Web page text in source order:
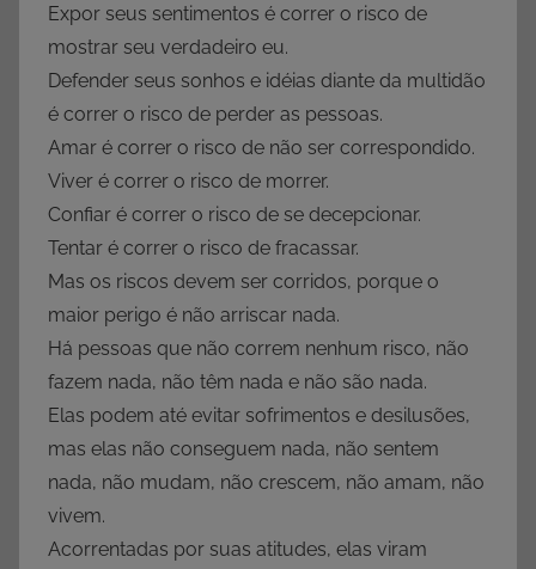
Expor seus sentimentos é correr o risco de
mostrar seu verdadeiro eu.
Defender seus sonhos e idéias diante da multidão
é correr o risco de perder as pessoas.
Amar é correr o risco de não ser correspondido.
Viver é correr o risco de morrer.
Confiar é correr o risco de se decepcionar.
Tentar é correr o risco de fracassar.
Mas os riscos devem ser corridos, porque o
maior perigo é não arriscar nada.
Há pessoas que não correm nenhum risco, não
fazem nada, não têm nada e não são nada.
Elas podem até evitar sofrimentos e desilusões,
mas elas não conseguem nada, não sentem
nada, não mudam, não crescem, não amam, não
vivem.
Acorrentadas por suas atitudes, elas viram